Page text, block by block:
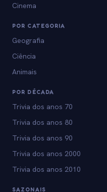
Cinema
POR CATEGORIA
Geografia
Ciência
Animais
POR DÉCADA
Trivia dos anos 70
Trivia dos anos 80
Trivia dos anos 90
Trivia dos anos 2000
Trivia dos anos 2010
SAZONAIS